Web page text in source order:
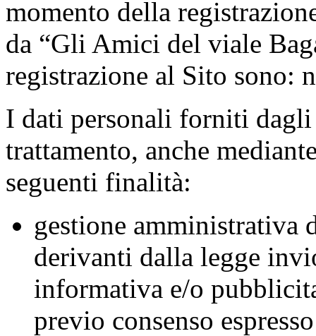
momento della
da “Gli Amici del viale
registrazione al Sito sono:
I dati personali forniti
trattamento, anche
seguenti finalità:
gestione amministrativa
derivanti dalla legge
informativa e/o
previo consenso